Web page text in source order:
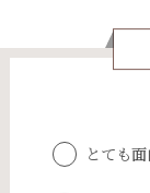
とても